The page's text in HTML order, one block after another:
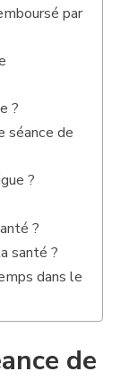
par
?
séance de
?
?
santé ?
dans le
de